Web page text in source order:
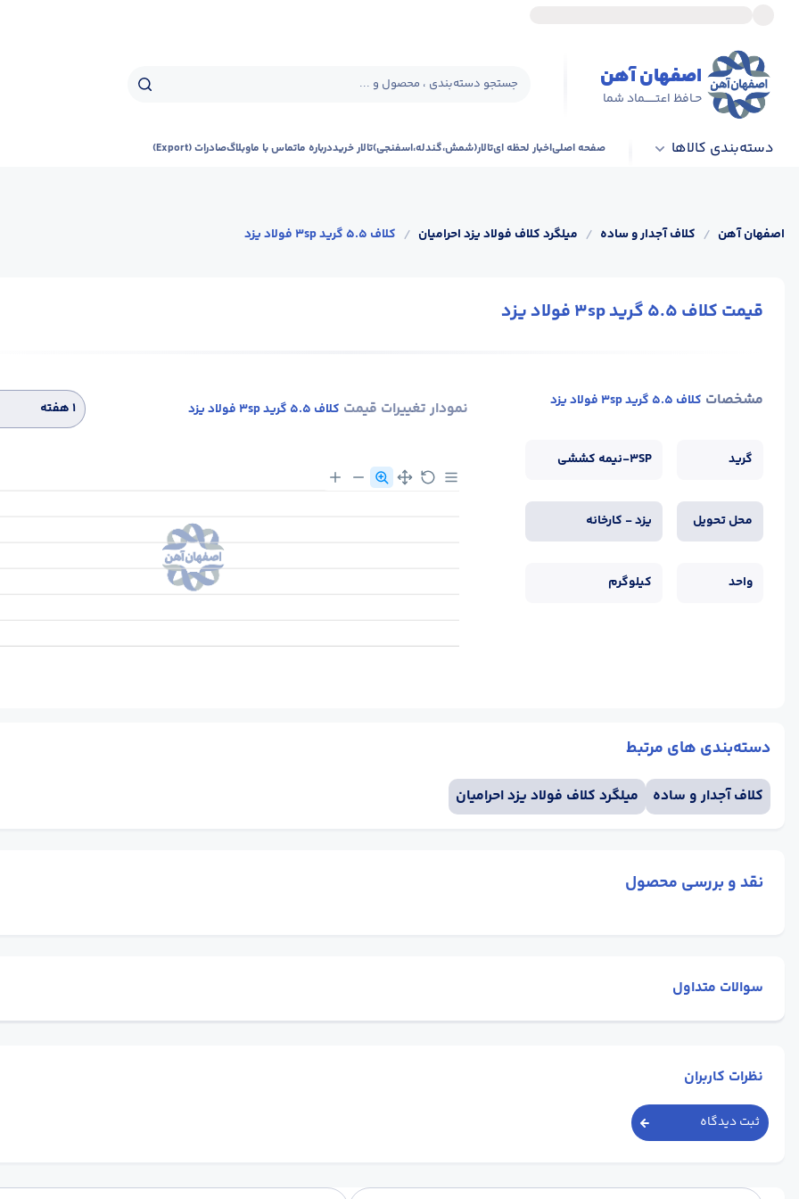
اصفهان آهن
حـافظ اعتــــــماد شما
جستجو دسته‌بندی ، محصول و ...
دسته‌بندی کالاها صفحه اصلیاخبار لحظه ایتالار(شمش،گندله،اسفنجی)تالار خریددرباره ماتماس با ماوبلاگصادرات (Export)
اصفهان آهن / کلاف آجدار و ساده / میلگرد کلاف فولاد یزد احرامیان / کلاف 5.5 گرید 3sp فولاد یزد
قیمت کلاف 5.5 گرید 3sp فولاد یزد
مشخصات کلاف 5.5 گرید 3sp فولاد یزد
گرید 3SP-نیمه کششی
محل تحویل یزد - کارخانه
واحد کیلوگرم
نمودار تغییرات قیمت کلاف 5.5 گرید 3sp فولاد یزد ۱ هفته
دسته‌بندی های مرتبط
کلاف آجدار و ساده میلگرد کلاف فولاد یزد احرامیان
نقد و بررسی محصول
سوالات متداول
نظرات کاربران
ثبت دیدگاه